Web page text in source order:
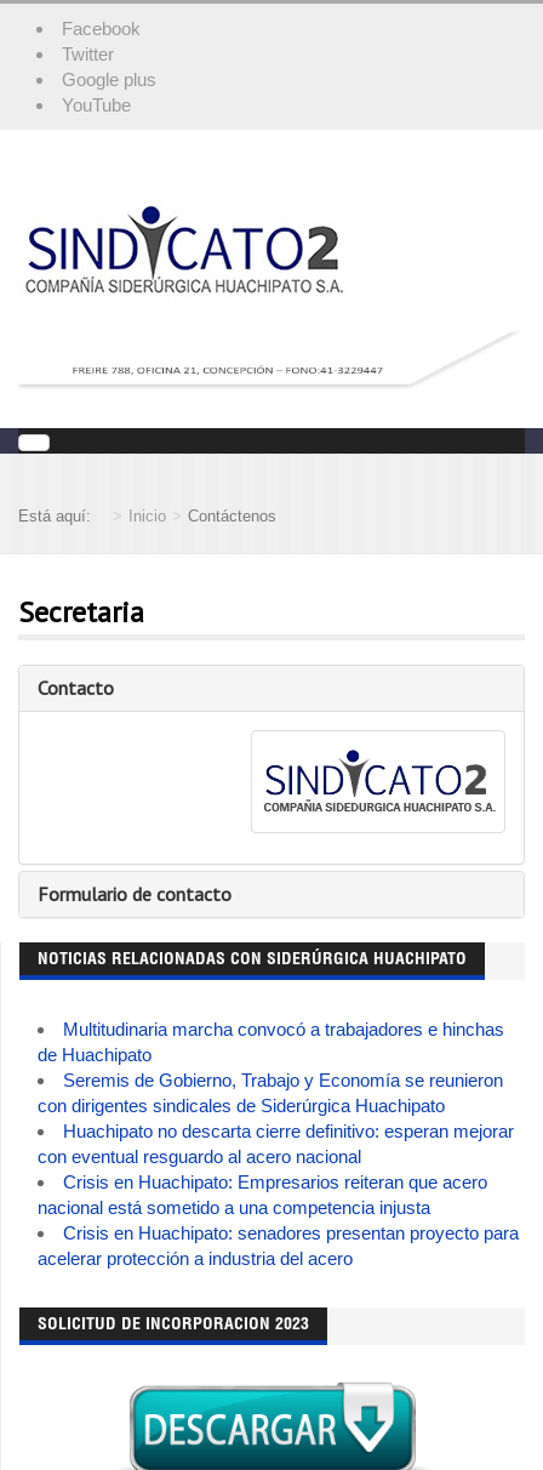
Facebook
Twitter
Google plus
YouTube
Está aquí: Inicio Contáctenos
Secretaria
Contacto
Formulario de contacto
NOTICIAS RELACIONADAS CON SIDERÚRGICA HUACHIPATO
Multitudinaria marcha convocó a trabajadores e hinchas
de Huachipato
Seremis de Gobierno, Trabajo y Economía se reunieron
con dirigentes sindicales de Siderúrgica Huachipato
Huachipato no descarta cierre definitivo: esperan mejorar
con eventual resguardo al acero nacional
Crisis en Huachipato: Empresarios reiteran que acero
nacional está sometido a una competencia injusta
Crisis en Huachipato: senadores presentan proyecto para
acelerar protección a industria del acero
SOLICITUD DE INCORPORACION 2023